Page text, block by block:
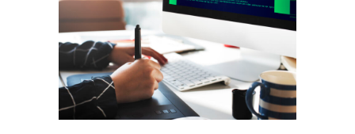
De cette façon, vous pourrez appliquer
immédiatement ces nouvelles
compétences dès votre retour en poste.